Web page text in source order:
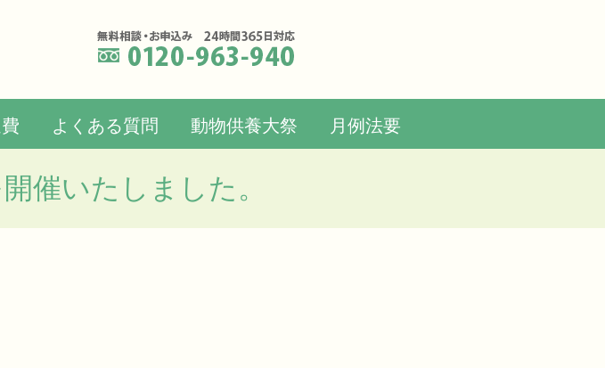
よくある質問 動物供養大祭 月例法要
催いたしました。